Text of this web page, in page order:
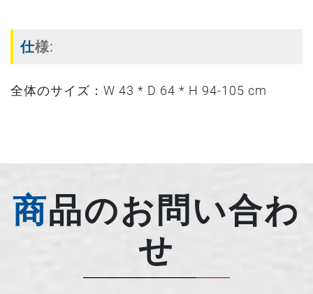
仕様:
全体のサイズ：W 43 * D 64 * H 94-105 cm
商品のお問い合わ
せ